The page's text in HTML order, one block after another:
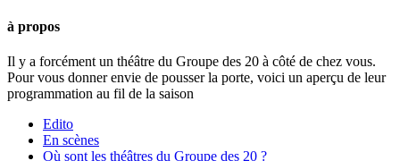
à propos
Il y a forcément un théâtre du Groupe des 20 à côté de chez vous.
Pour vous donner envie de pousser la porte, voici un aperçu de leur
programmation au fil de la saison
Edito
En scènes
Où sont les théâtres du Groupe des 20 ?